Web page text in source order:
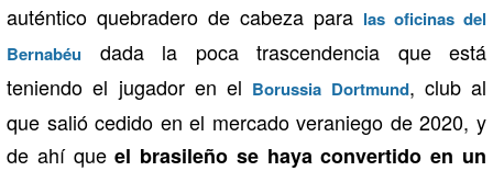
auténtico quebradero de cabeza para las oficinas del
Bernabéu dada la poca trascendencia que está
teniendo el jugador en el Borussia Dortmund, club al
que salió cedido en el mercado veraniego de 2020, y
de ahí queel brasileño se haya convertido en un